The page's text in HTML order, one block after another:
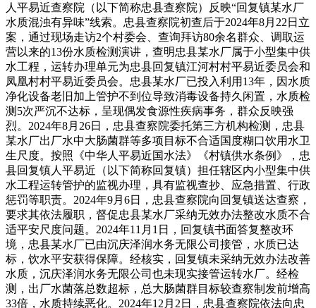
人平易近查察院（以下简称忠县查察院）反映“回复镇某水厂
水质混浊有异味”线索。忠县查察院初查后于2024年8月22日立
案，通过现场走访2个村委会、查询拜访80余名群众、调取运
营以来的13份水质检测演讲，查明忠县某水厂属于小型集中供
水工程，运转办理单元为忠县回复镇江河村村平易近委员会和
凤凰村村平易近委员会。忠县某水厂已投入利用13年，因水质
净化设备老旧加上管护不到位导致消毒设备持久闲置，水质检
测5次严沉不达标，呈现偶发食源性疾病事务，群众反映强
烈。2024年8月26日，忠县查察院委托第三方机构检测，忠县
某水厂出厂水中大肠菌群等多项目标不合适国度糊口饮用水卫
生尺度。按照《中华人平易近国水法》《村镇供水条例》，忠
县回复镇人平易近（以下简称回复镇）担任辖区内小型集中供
水工程运转管护的监视办理，具有监视查抄、应急措置、行政
惩罚等职责。2024年9月6日，忠县查察院向回复镇送达查察，
要求其依法履职，督促忠县某水厂采纳无效办法整改水质不合
适平安尺度问题。2024年11月1日，回复镇书面答复整改环
境，忠县某水厂已由沉庆泽润水务无限公司接管，水质已达
标，饮水平安获得保障。经核实，回复镇未采纳无效办法改善
水质，沉庆泽润水务无限公司也未现实接管运转水厂。经检
测，出厂水菌落总数超标，总大肠菌群目标较查察制发前增高
33倍，水质持续恶化。2024年12月2日，忠县查察院依法向忠